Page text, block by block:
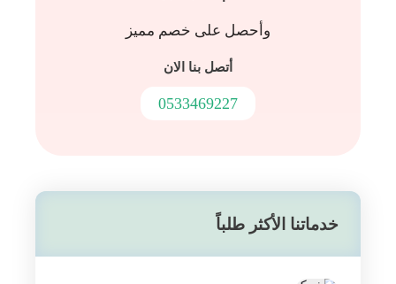
وأحصل على خصم مميز
أتصل بنا الان
0533469227
خدماتنا الأكثر طلباً